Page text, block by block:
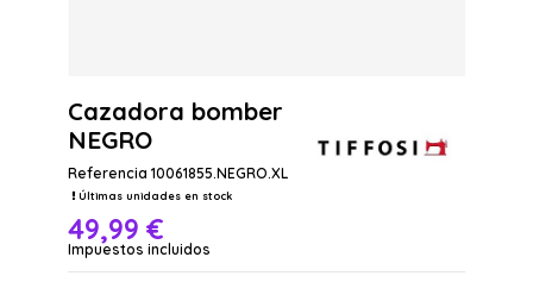
Cazadora bomber
NEGRO
Referencia 10061855.NEGRO.XL
Últimas unidades en stock
49,99 €
Impuestos incluidos